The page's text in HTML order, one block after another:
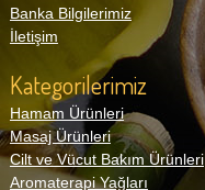
Banka Bilgilerimiz
İletişim
Kategorilerimiz
Hamam Ürünleri
Masaj Ürünleri
Cilt ve Vücut Bakım Ürünleri
Aromaterapi Yağları